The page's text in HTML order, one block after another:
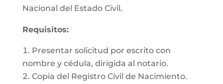
Nacional del Estado Civil.
Requisitos:
Presentar solicitud por escrito con
nombre y cédula, dirigida al notario.
Copia del Registro Civil de Nacimiento.